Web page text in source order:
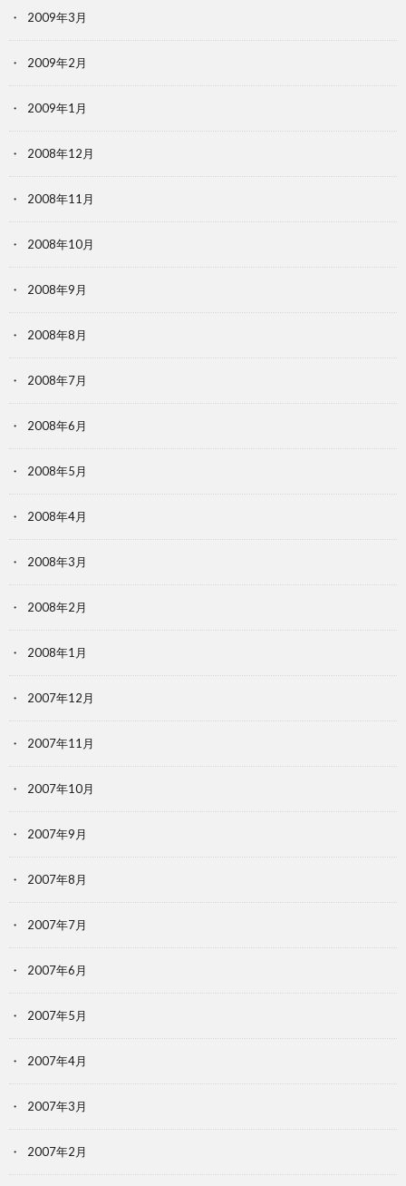
2009年3月
2009年2月
2009年1月
2008年12月
2008年11月
2008年10月
2008年9月
2008年8月
2008年7月
2008年6月
2008年5月
2008年4月
2008年3月
2008年2月
2008年1月
2007年12月
2007年11月
2007年10月
2007年9月
2007年8月
2007年7月
2007年6月
2007年5月
2007年4月
2007年3月
2007年2月